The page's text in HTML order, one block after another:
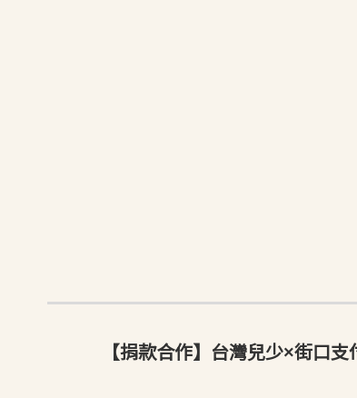
【捐款合作】台灣兒少×街口支